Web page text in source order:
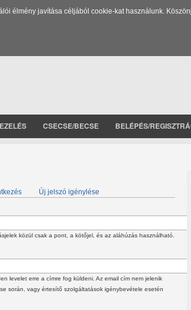
élmény javítása céljából cookie-kat használunk.
CSECSE/BECSE BELÉPÉS/
Új jelszó igénylése
közül csak a pont, a kötőjel, és az aláhúzás használható.
levelet erre a címre fog küldeni. Az email cím nem jelenik
során, vagy értesítő szolgáltatások igénybevétele esetén